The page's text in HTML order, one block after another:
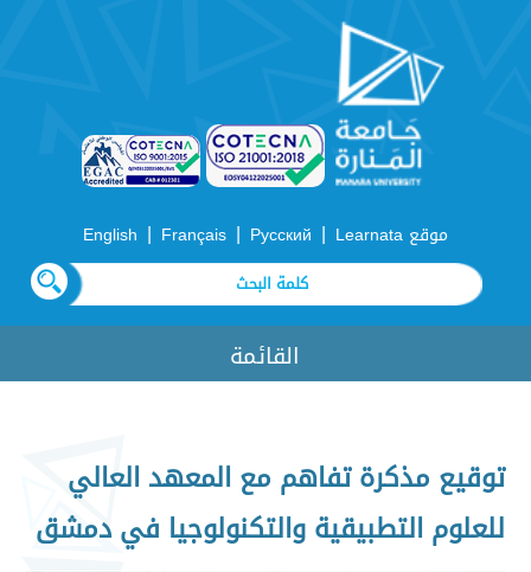
موقع Learnata |
Русский
|
Français
|
English
القائمة
توقيع مذكرة تفاهم مع المعهد العالي
للعلوم التطبيقية والتكنولوجيا في دمشق